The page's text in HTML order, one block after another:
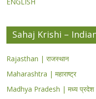
Sahaj Krishi –
Rajasthan | राजस्थान
Maharashtra | महाराष्ट्र
Madhya Pradesh | मध्य प्रदेश